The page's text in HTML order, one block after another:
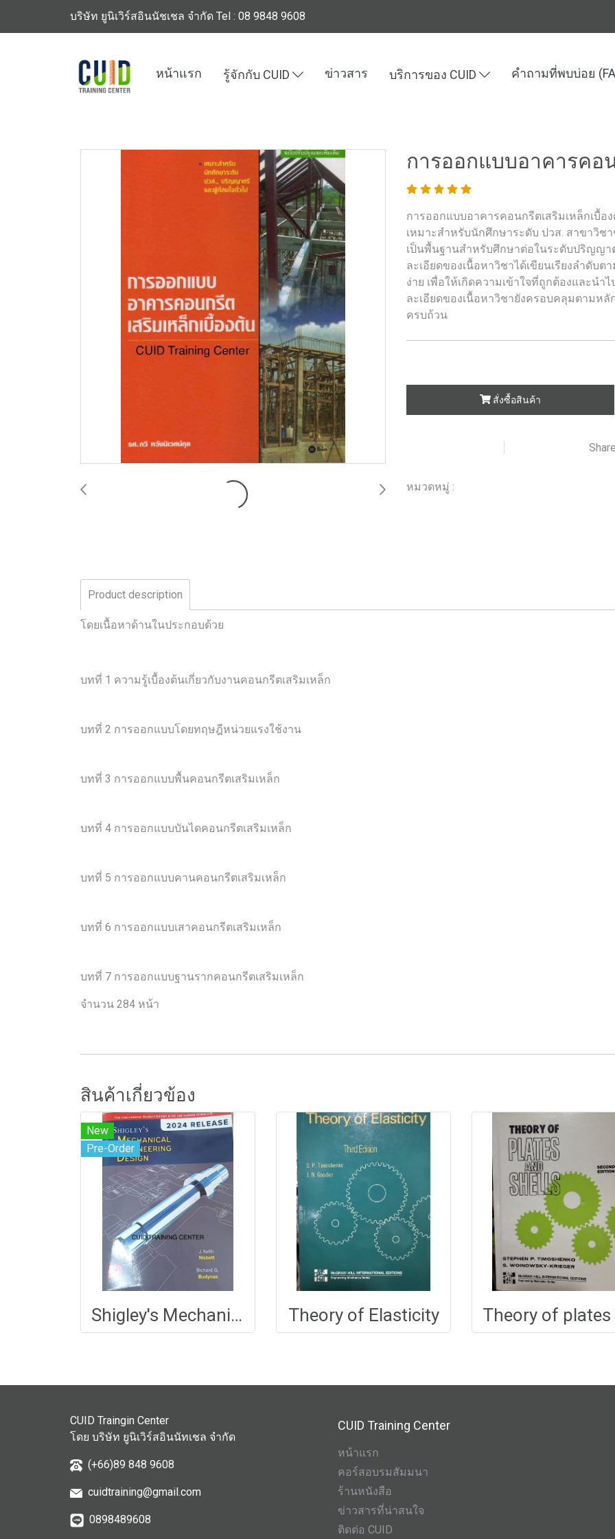
บริษัท ยูนิเวิร์สอินนัชเชล จำกัด Tel : 08 9848 9608
หน้าแรก รู้จักกับ CUID ข่าวสาร บริการของ CUID คำถามที่พบบ่อย
การออกแบบอาคารคอ
การออกแบบอาคารคอนกรีตเสริมเหล็กเบื้อ
เหมาะสำหรับนักศึกษาระดับ ปวส. สาขาวิช
เป็นพื้นฐานสำหรับศึกษาต่อในระดับปริญญา
ละเอียดของเนื้อหาวิชาได้เขียนเรียงลำดั
ง่าย เพื่อให้เกิดความเข้าใจที่ถูกต้องและน
ละเอียดของเนื้อหาวิชายังครอบคลุมตามห
ครบถ้วน
สั่งซื้อสินค้า
หมวดหมู่ :
Product description
โดยเนื้อหาด้านในประกอบด้วย
บทที่ 1 ความรู้เบื้องต้นเกี่ยวกับงานคอนกรีตเสริมเหล็ก
บทที่ 2 การออกแบบโดยทฤษฎีหน่วยแรงใช้งาน
บทที่ 3 การออกแบบพื้นคอนกรีตเสริมเหล็ก
บทที่ 4 การออกแบบบันไดคอนกรีตเสริมเหล็ก
บทที่ 5 การออกแบบคานคอนกรีตเสริมเหล็ก
บทที่ 6 การออกแบบเสาคอนกรีตเสริมเหล็ก
บทที่ 7 การออกแบบฐานรากคอนกรีตเสริมเหล็ก
จำนวน 284 หน้า
สินค้าเกี่ยวข้อง
New
Pre-Order
Shigley's Mechanical Engineering Design Theory of Elasticity
CUID Traingin Center
โดย บริษัท ยูนิเวิร์สอินนัทเชล จำกัด
(+66)89 848 9608
cuidtraining@gmail.com
0898489608
CUID Training Center
หน้าแรก
คอร์สอบรมสัมมนา
ร้านหนังสือ
ข่าวสารที่น่าสนใจ
ติดต่อ CUID